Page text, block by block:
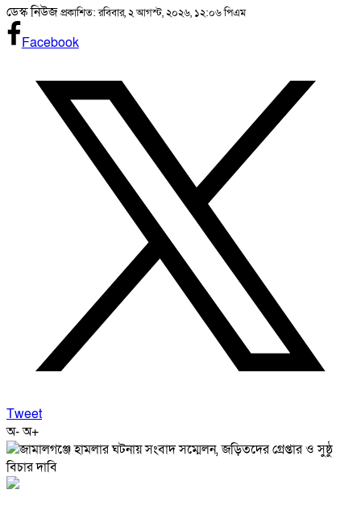
ডেস্ক নিউজপ্রকাশিত: রবিবার, ২ আগস্ট, ২০২৬, ১২:০৬ পিএম
Facebook
Tweet
অ-অ+